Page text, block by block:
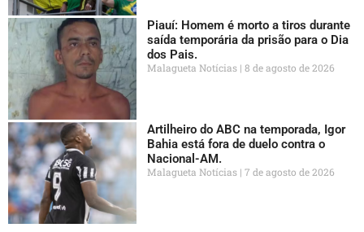
Piauí: Homem é morto a tiros durante
saída temporária da prisão para o Dia
dos Pais.
Malagueta Notícias 8 de agosto de 2026
Artilheiro do ABC na temporada, Igor
Bahia está fora de duelo contra o
Nacional-AM.
Malagueta Notícias 7 de agosto de 2026